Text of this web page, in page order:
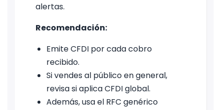
alertas.
Recomendación:
Emite CFDI por cada cobro
recibido.
Si vendes al público en general,
revisa si aplica CFDI global.
Además, usa el RFC genérico